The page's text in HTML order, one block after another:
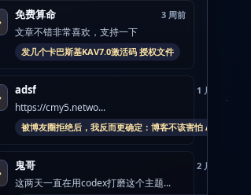
免费算命 3 周前
文章不错非常喜欢，支持一下
发几个卡巴斯基KAV7.0激活码 授权文件
adsf 1 月前
https://cmy5.netwo...
被博友圈拒绝后，我反而更确定：博客不该害怕 AI
鬼哥 2 月前
这两天一直在用codex打磨这个主题...